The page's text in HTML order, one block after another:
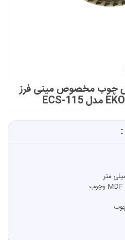
چوب مخصوص مینی فرز